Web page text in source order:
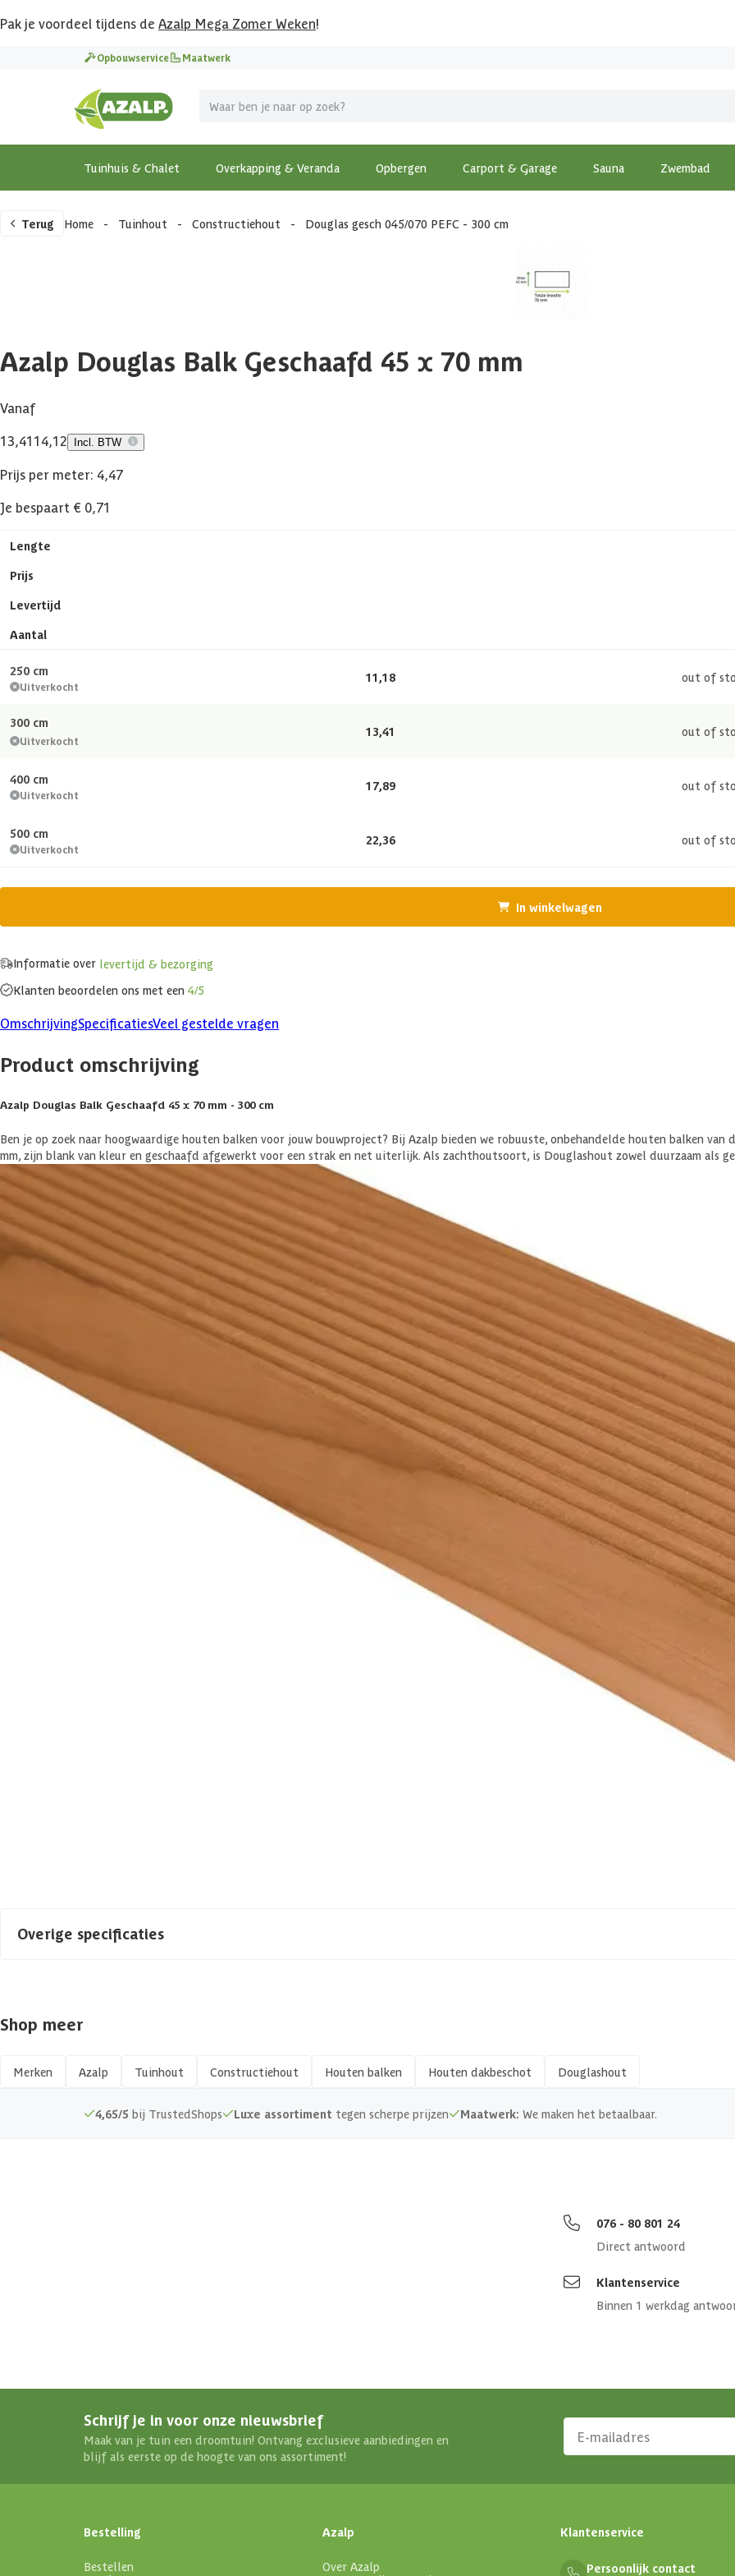
Pak je voordeel tijdens de Azalp Mega Zomer Weken!
Opbouwservice Maatwerk
Tuinhuis & Chalet Overkapping & Veranda Opbergen Carport & Garage Sauna Zwembad
Terug Home - Tuinhout - Constructiehout - Douglas gesch 045/070 PEFC - 300 cm
Azalp Douglas Balk Geschaafd 45 x 70 mm
Vanaf
13,41 14,12 Incl. BTW
Prijs per meter: 4,47
Je bespaart € 0,71
Lengte
Prijs
Levertijd
Aantal
250 cm
Uitverkocht
out of
11,18
300 cm
Uitverkocht
out of
13,41
400 cm
Uitverkocht
out of
17,89
500 cm
Uitverkocht
out of
22,36
In winkelwagen
Informatie over levertijd & bezorging
Klanten beoordelen ons met een 4/5
OmschrijvingSpecificatiesVeel gestelde vragen
Product omschrijving
Azalp Douglas Balk Geschaafd 45 x 70 mm - 300 cm
Ben je op zoek naar hoogwaardige houten balken voor jouw bouwproject? Bij Azalp bieden we robuuste, onbehandelde houten balken
mm, zijn blank van kleur en geschaafd afgewerkt voor een strak en net uiterlijk. Als zachthoutsoort, is Douglashout zowel duurzaam als
gecertificeerd, wat betekent dat ze afkomstig zijn uit duurzaam beheerde bossen. Vertrouw op Azalp voor kwaliteit en duurzaamheid in al
Materiaal
Douglas hout is een naaldhoutsoort uit Noordwest-Europa dat van nature heel duurzaam en sterk is. Hierdoor kun je het voor
het hout 10 tot 15 jaar goed. Het hout heeft van nature een mooie, warme kleur. Die kleur kun je behouden door de douglas planken en
langer. Behandel je het hout niet? Dan krijgen het na verloop van tijd een prachtige, grijze tint.
Veel gestelde vragen
Komen er nog extra kosten bij voor aflevering?
Specificaties
Belangrijke specificaties
Azalp
7 cm
Douglashout
Overige specificaties
Afwerking
Kopmaat 45 x 70 mm
Zachthout
Shop meer
Merken Azalp Tuinhout Constructiehout Houten balken Houten dakbeschot Douglashout
4,65/5 bij TrustedShops Luxe assortiment tegen scherpe prijzen Maatwerk: We maken het betaalbaar.
076 - 80 801 24
Direct antwoord
Klantenservice
Binnen 1 werkdag
Schrijf je in voor onze nieuwsbrief
Maak van je tuin een droomtuin! Ontvang exclusieve aanbiedingen en
blijf als eerste op de hoogte van ons assortiment!
Bestelling
Bestellen
Azalp
Over Azalp
Klantenservice
Persoonlijk contact